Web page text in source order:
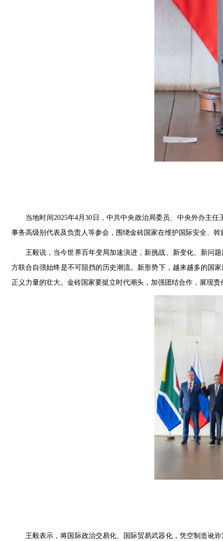
当地时间2025年4月30日，中共中央政治局委员、中央外办主
事务高级别代表及负责人等参会，围绕金砖国家在维护国际安全、
王毅说，当今世界百年变局加速演进，新挑战、新变化、新问
方联合自强始终是不可阻挡的历史潮流。新形势下，越来越多的国
正义力量的壮大。金砖国家要挺立时代潮头，加强团结合作，展现
王毅表示，将国际政治交易化、国际贸易武器化，凭空制造讹